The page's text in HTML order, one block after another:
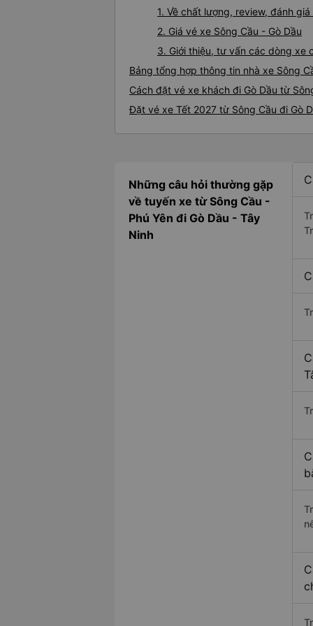
1. Về chất lượng, review, đánh
2. Giá vé xe Sông Cầu - Gò Dầu
3. Giới thiệu, tư vấn các dòng xe
Bảng tổng hợp thông tin nhà xe Sông
Cách đặt vé xe khách đi Gò Dầu từ
Đặt vé xe Tết 2027 từ Sông Cầu đi Gò
Những câu hỏi thường gặp
về tuyến xe từ Sông Cầu -
Phú Yên đi Gò Dầu - Tây
Ninh